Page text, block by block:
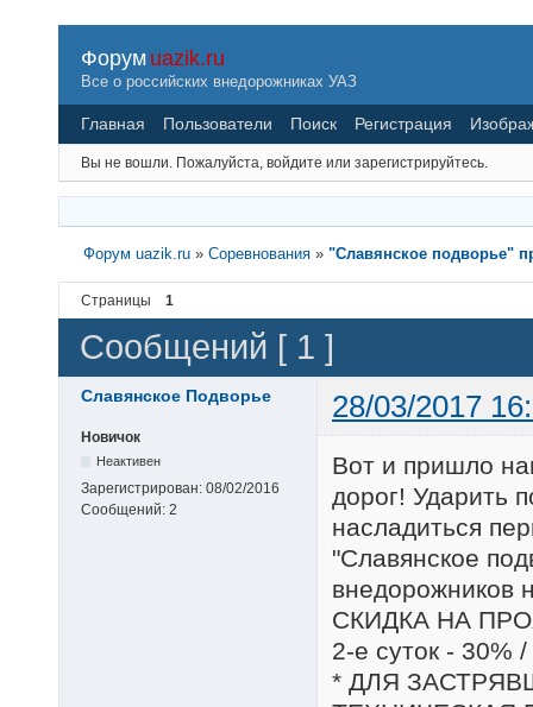
Форум uazik.ru
Все о российских внедорожниках УАЗ
Главная Пользователи Поиск Регистрация
Вы не вошли. Пожалуйста, войдите или зарегистрируйтесь.
Форум uazik.ru » Соревнования » "Славянское подворье"
Страницы 1
Сообщений [ 1 ]
Славянское Подворье 28/03/2017
Новичок
Неактивен
Зарегистрирован: 08/02/2016
Сообщений: 2
Вот и пришло
дорог! Ударить
насладиться
"Славянское
внедорожников
СКИДКА НА
2-е суток - 30%
* ДЛЯ